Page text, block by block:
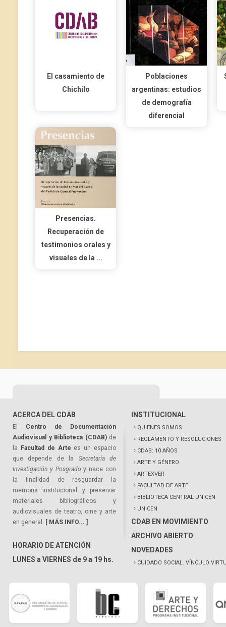
El casamiento de
Chichilo
Poblaciones
argentinas: estudios
de demografía
diferencial
Presencias.
Recuperación de
testimonios orales y
visuales de la ...
ACERCA DEL CDAB
El Centro de Documentación
Audiovisual y Biblioteca (CDAB)de
la
Facultad de Arte es un espacio
que depende de la Secretaría de
Investigación y Posgrado y nace con
la finalidad de resguardar la
memoria institucional y preservar
materiales bibliográficos y
audiovisuales de teatro, cine y arte
en general. [ MÁS INFO... ]
HORARIO DE ATENCIÓN
LUNES a VIERNES de 9 a 19 hs.
INSTITUCIONAL
QUIENES SOMOS
REGLAMENTO Y RESOLUCIONES
CDAB: 10 AÑOS
ARTE Y GÉNERO
ARTEXVER
FACULTAD DE ARTE
BIBLIOTECA CENTRAL UNICEN
UNICEN
CDAB EN MOVIMIENTO
ARCHIVO ABIERTO
NOVEDADES
CUIDADO SOCIAL. VÍNCULO